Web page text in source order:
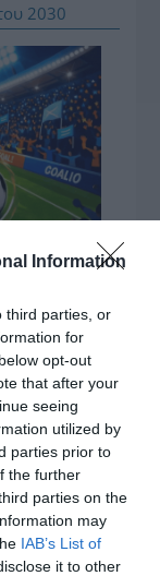
Information
third parties, or
for
opt-out
that after your
seeing
utilized by
parties prior to
the further
parties on the
may
IAB’s List of
it to other
2030